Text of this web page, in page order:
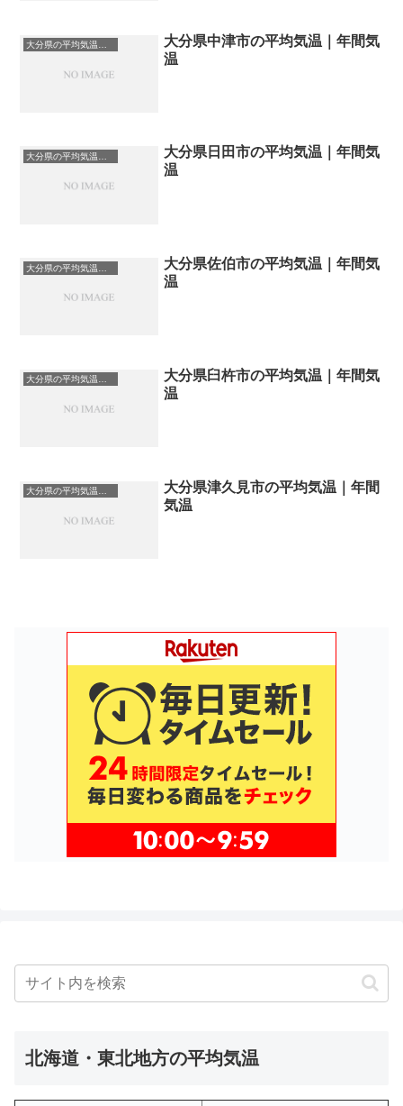
大分県中津市の平均気温｜年間気
温
大分県日田市の平均気温｜年間気
温
大分県佐伯市の平均気温｜年間気
温
大分県の平均気温まとめ
大分県臼杵市の平均気温｜年間気
温
大分県津久見市の平均気温｜年間
気温
北海道・東北地方の平均気温